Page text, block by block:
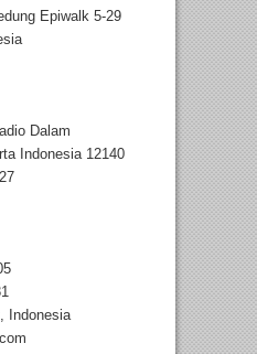
Epiwalk 5-29
Dalam
Indonesia 12140
Indonesia